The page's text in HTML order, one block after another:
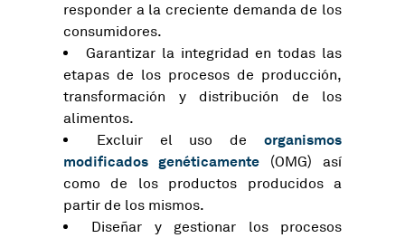
responder a la creciente demanda de los
consumidores.
Garantizar la integridad en todas las
etapas de los procesos de producción,
transformación y distribución de los
alimentos.
Excluir el uso deorganismos
modificados genéticamente (OMG) así
como de los productos producidos a
partir de los mismos.
Diseñar y gestionar los procesos